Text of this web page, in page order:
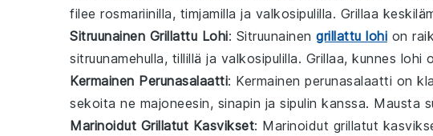
filee rosmariinilla, timjamilla ja valkosipulilla. Grillaa
Sitruunainen Grillattu Lohi: Sitruunainen grillattu lohi on
sitruunamehulla, tillillä ja valkosipulilla. Grillaa, kunnes lohi
Kermainen Perunasalaatti: Kermainen perunasalaatti on
sekoita ne majoneesin, sinapin ja sipulin kanssa. Mausta
Marinoidut Grillatut Kasvikset: Marinoidut grillatut